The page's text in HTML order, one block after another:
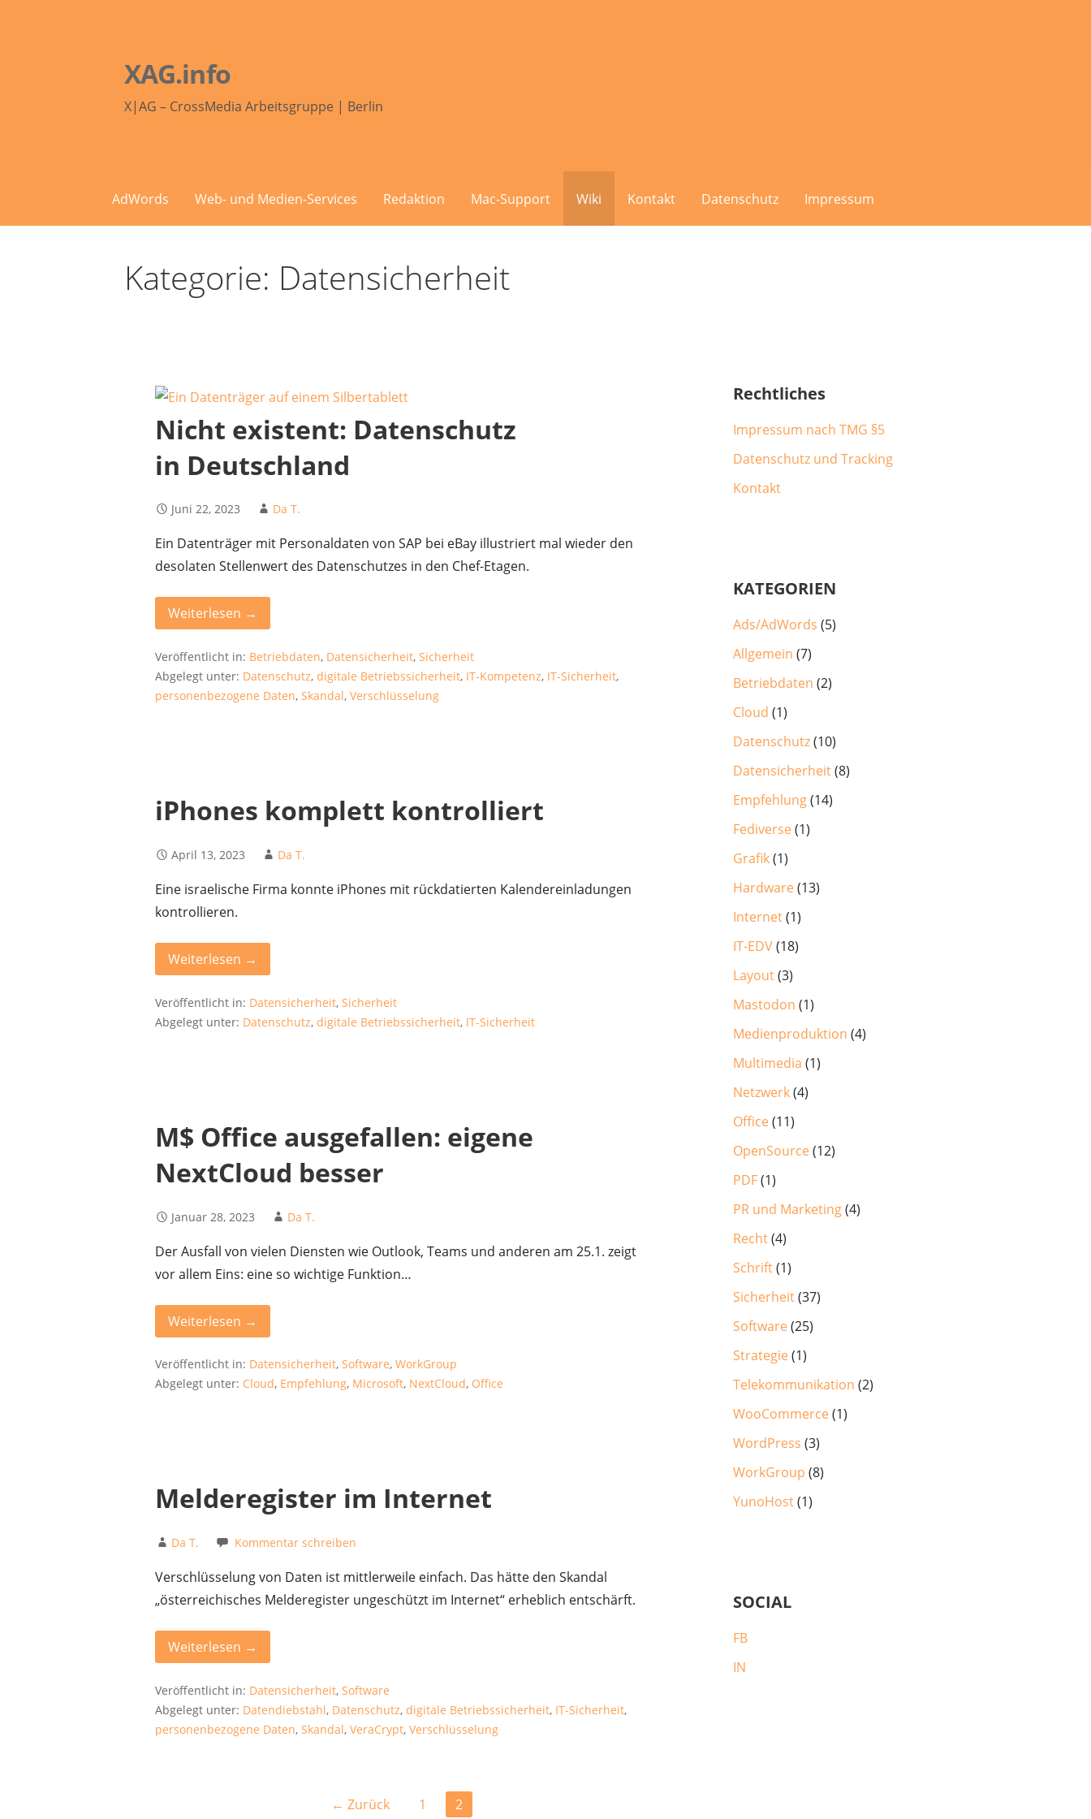
XAG.info
X|AG – CrossMedia Arbeitsgruppe | Berlin
AdWords Web- und Medien-Services Redaktion Mac-Support Wiki Kontakt Datenschutz Impressum
Kategorie: Datensicherheit
Nicht existent: Datenschutz
in Deutschland
Juni 22, 2023 Da T.
Ein Datenträger mit Personaldaten von SAP bei eBay illustriert mal wieder den
desolaten Stellenwert des Datenschutzes in den Chef-Etagen.
Weiterlesen →
Veröffentlicht in: Betriebdaten, Datensicherheit,Sicherheit
Abgelegt unter: Datenschutz,digitale Betriebssicherheit, IT-Kompetenz, IT-Sicherheit,
personenbezogene Daten,Skandal,Verschlüsselung
iPhones komplett kontrolliert
April 13, 2023 Da T.
Eine israelische Firma konnte iPhones mit rückdatierten Kalendereinladungen
kontrollieren.
Weiterlesen →
Veröffentlicht in: Datensicherheit,Sicherheit
Abgelegt unter: Datenschutz,digitale Betriebssicherheit, IT-Sicherheit
M$ Office ausgefallen: eigene
NextCloud besser
Januar 28, 2023 Da T.
Der Ausfall von vielen Diensten wie Outlook, Teams und anderen am 25.1. zeigt
vor allem Eins: eine so wichtige Funktion…
Weiterlesen →
Veröffentlicht in: Datensicherheit,Software,WorkGroup
Abgelegt unter: Cloud, Empfehlung, Microsoft, NextCloud, Office
Melderegister im Internet
Da T. Kommentar schreiben
Verschlüsselung von Daten ist mittlerweile einfach. Das hätte den Skandal
„österreichisches Melderegister ungeschützt im Internet“ erheblich entschärft.
Weiterlesen →
Veröffentlicht in: Datensicherheit,Software
Abgelegt unter: Datendiebstahl, Datenschutz,digitale Betriebssicherheit, IT-Sicherheit,
personenbezogene Daten,Skandal,VeraCrypt,Verschlüsselung
← Zurück 1 2
Rechtliches
Impressum nach TMG §5
Datenschutz und Tracking
Kontakt
KATEGORIEN
Ads/AdWords (5)
Allgemein (7)
Betriebdaten (2)
Cloud (1)
Datenschutz(10)
Datensicherheit(8)
Empfehlung(14)
Fediverse(1)
Grafik(1)
Hardware(13)
Internet(1)
IT-EDV(18)
Layout(3)
Mastodon (1)
Medienproduktion (4)
Multimedia (1)
Netzwerk(4)
Office(11)
OpenSource(12)
PDF(1)
PR und Marketing(4)
Recht(4)
Schrift(1)
Sicherheit(37)
Software(25)
Strategie(1)
Telekommunikation (2)
WooCommerce(1)
WordPress (3)
WorkGroup (8)
YunoHost(1)
SOCIAL
FB
IN